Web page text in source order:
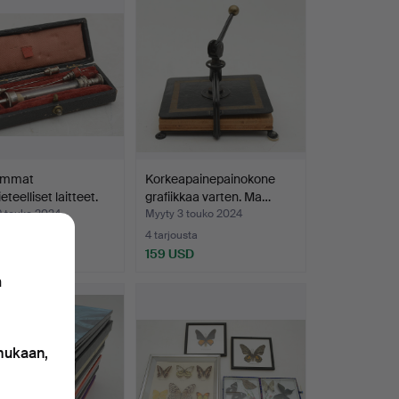
laitteet.
touko 2024
Korkeapainepainokone
grafiikkaa varten. Ma…
Myyty 3 touko 2024
4 tarjousta
159 USD